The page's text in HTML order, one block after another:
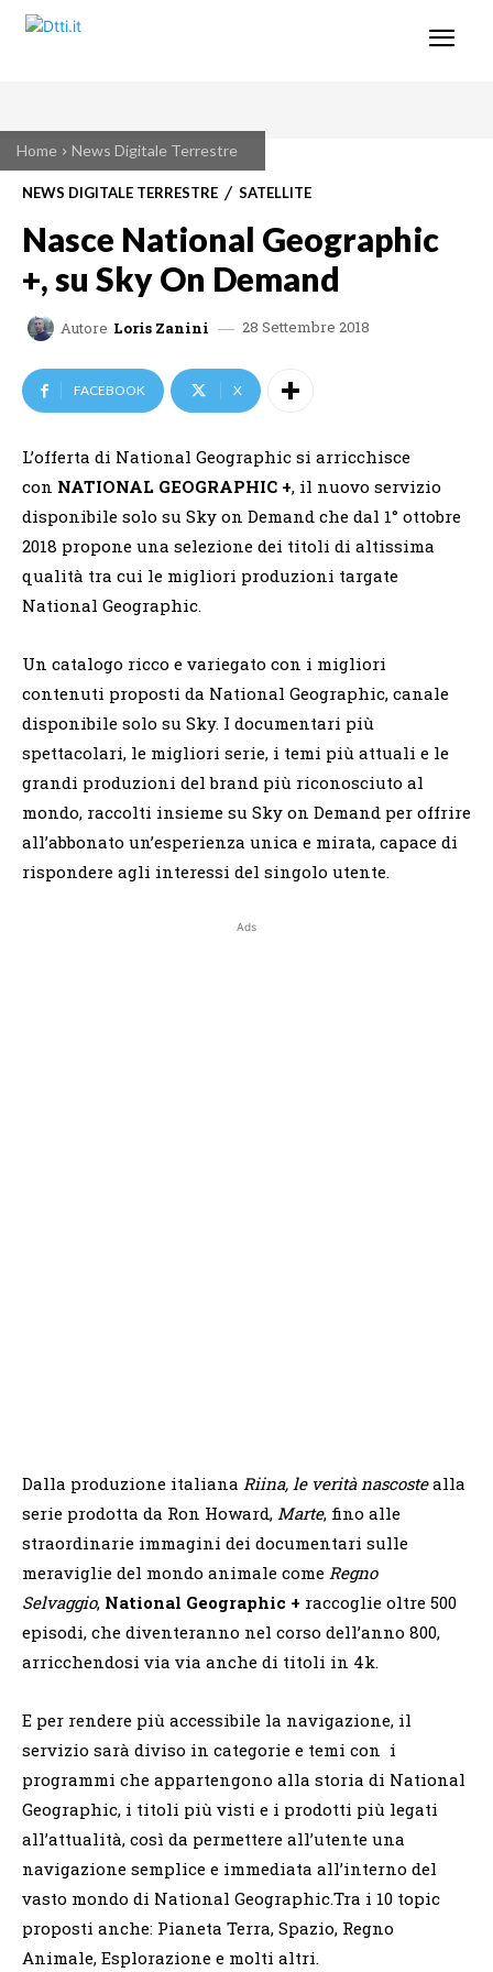
Home News Digitale Terrestre
NEWS DIGITALE TERRESTRE SATELLITE
Nasce National Geographic
+, su Sky On Demand
Autore Loris Zanini 28 Settembre 2018
FACEBOOK X
L’offerta di National Geographic si arricchisce
con NATIONAL GEOGRAPHIC +, il nuovo servizio
disponibile solo su Sky on Demand che dal 1° ottobre
2018 propone una selezione dei titoli di altissima
qualità tra cui le migliori produzioni targate
National Geographic.
Un catalogo ricco e variegato con i migliori
contenuti proposti da National Geographic, canale
disponibile solo su Sky. I documentari più
spettacolari, le migliori serie, i temi più attuali e le
grandi produzioni del brand più riconosciuto al
mondo, raccolti insieme su Sky on Demand per offrire
all’abbonato un’esperienza unica e mirata, capace di
rispondere agli interessi del singolo utente.
Ads
Dalla produzione italiana Riina, le verità nascostealla
serie prodotta da Ron Howard, Marte, fino alle
straordinarie immagini dei documentari sulle
meraviglie del mondo animale come Regno
Selvaggio, National Geographic + raccoglie oltre 500
episodi, che diventeranno nel corso dell’anno 800,
arricchendosi via via anche di titoli in 4k.
E per rendere più accessibile la navigazione, il
servizio sarà diviso in categorie e temi con i
programmi che appartengono alla storia di National
Geographic, i titoli più visti e i prodotti più legati
all’attualità, così da permettere all’utente una
navigazione semplice e immediata all’interno del
vasto mondo di National Geographic.Tra i 10 topic
proposti anche: Pianeta Terra, Spazio, Regno
Animale, Esplorazione e molti altri.